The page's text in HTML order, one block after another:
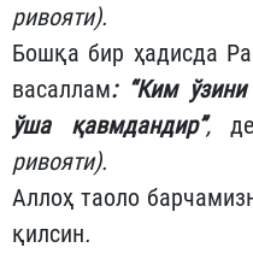
ривояти).
Бошқа бир ҳадисда
васаллам: “Ким
ўша қавмдандир”,
ривояти).
Аллоҳ таоло
қилсин.